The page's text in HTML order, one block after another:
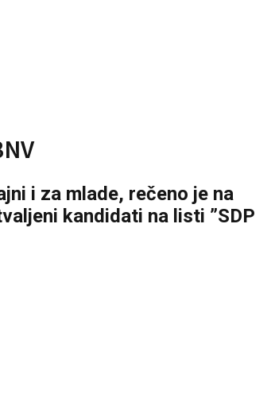
i za mlade, rečeno je na
kandidati na listi ”SDP